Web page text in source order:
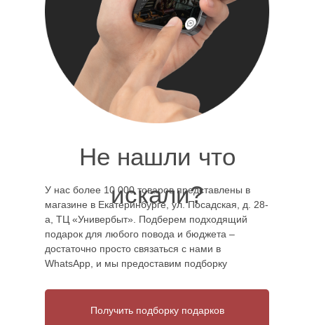
У нас более 10 000 товаров представлены в
магазине в Екатеринбурге, ул. Посадская, д. 28-
а, ТЦ «Универбыт». Подберем подходящий
подарок для любого повода и бюджета –
достаточно просто связаться с нами в
WhatsApp, и мы предоставим подборку
Не нашли что
искали?
Получить подборку подарков